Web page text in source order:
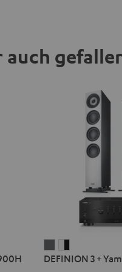
auch
3
3
DEFINION 3 +